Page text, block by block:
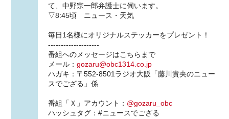
て、中野宗一郎弁護士に伺います。
▽8:45頃 ニュース・天気
毎日1名様にオリジナルステッカーをプレゼント！
--------------------
番組へのメッセージはこちらまで
メール：gozaru@obc1314.co.jp
ハガキ：〒552-8501ラジオ大阪「藤川貴央のニュー
スでござる」係
番組「Ｘ」アカウント： @gozaru_obc
ハッシュタグ：#ニュースでござる